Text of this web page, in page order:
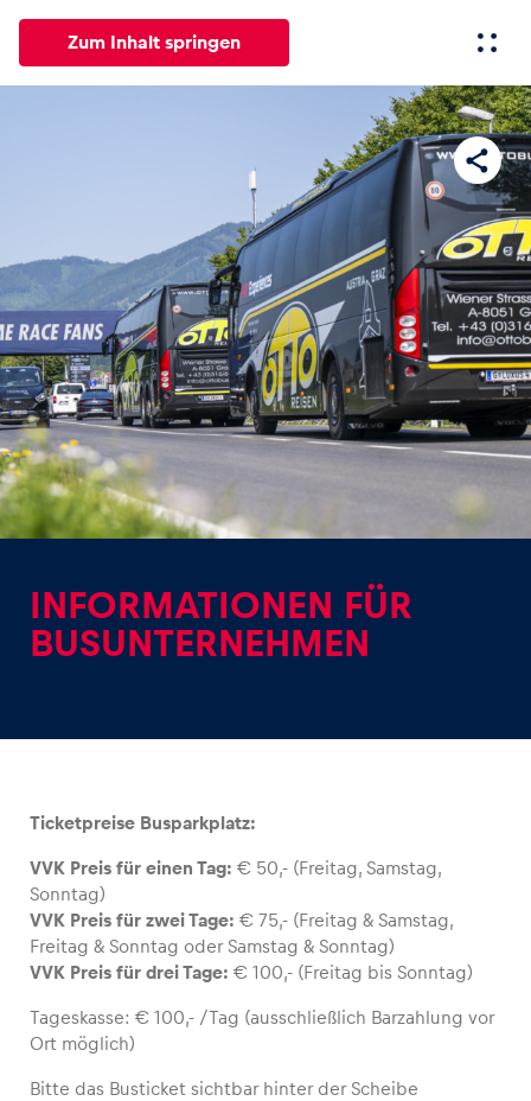
Zum Inhalt springen
Erlebnisse Seiten
News
Alle anzeigen
Events
Alle anzeigen
Seiten
Alle anzeigen
INFORMATIONEN FÜR
BUSUNTERNEHMEN
Ticketpreise Busparkplatz:
VVK Preis für einen Tag: € 50,- (Freitag, Samstag,
Sonntag)
VVK Preis für zwei Tage: € 75,- (Freitag & Samstag,
Freitag & Sonntag oder Samstag & Sonntag)
VVK Preis für drei Tage: € 100,- (Freitag bis Sonntag)
Tageskasse: € 100,- /Tag (ausschließlich Barzahlung vor
Ort möglich)
Bitte das Busticket sichtbar hinter der Scheibe